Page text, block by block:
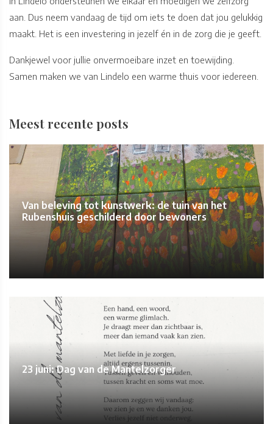
aan. Dus neem vandaag de tijd om iets te doen dat jou gelukkig
maakt. Het is een investering in jezelf én in de zorg die je geeft.
Dankjewel voor jullie onvermoeibare inzet en toewijding.
Samen maken we van Lindelo een warme thuis voor iedereen.
Meest recente posts
Van beleving tot kunstwerk: de tuin van het
Rubenshuis geschilderd door bewoners
23 juni: Dag van de Mantelzorger